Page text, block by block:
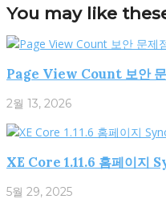
You may like
Page View Count 보안 문
2월 13, 2026
XE Core 1.11.6 홈페이지
5월 29, 2025